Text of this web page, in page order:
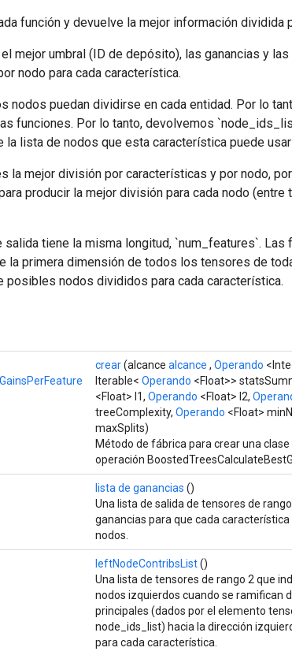
función y devuelve la mejor información dividida
mejor umbral (ID de depósito), las ganancias y
nodo para cada característica.
nodos puedan dividirse en cada entidad. Por lo
funciones. Por lo tanto, devolvemos
la lista de nodos que esta característica puede
la mejor división por características y por nodo,
producir la mejor división para cada nodo (entre
tiene la misma longitud, `num_features`. Las
la primera dimensión de todos los tensores de
posibles nodos divididos para cada característica.
crear(alcance alcance , Operando
Iterable< Operando <Float>>
<Float> l1, Operando <Float> l2,
treeComplexity, Operando <Float>
maxSplits)
Método de fábrica para crear una
operación
lista de ganancias ()
Una lista de salida de tensores de
ganancias para que cada
nodos.
leftNodeContribsList()
Una lista de tensores de rango 2 que
nodos izquierdos cuando se ramifican
principales (dados por el elemento
node_ids_list) hacia la dirección
para cada característica.